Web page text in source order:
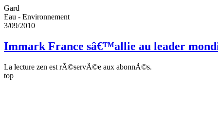
Gard
Eau - Environnement
3/09/2010
Immark France sâ€™allie au leader
La lecture zen est rÃ©servÃ©e aux abonnÃ©s.
top